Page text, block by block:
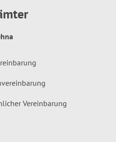
Vereinbarung